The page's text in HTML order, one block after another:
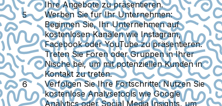
Ihre Angebote zu präsentieren.
Werben Sie für Ihr Unternehmen:
Beginnen Sie, Ihr Unternehmen auf
kostenlosen Kanälen wie Instagram,
Facebook oder YouTube zu präsentieren.
Treten Sie Foren oder Gruppen in Ihrer
Nische bei, um mit potenziellen Kunden in
Kontakt zu treten.
Verfolgen Sie Ihre Fortschritte:Nutzen Sie
kostenlose Analysetools wie Google
Analytics oder Social Media Insights, um